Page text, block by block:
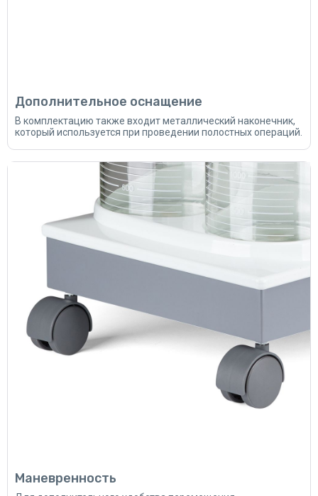
Дополнительное оснащение
В комплектацию также входит металлический наконечник,
который используется при проведении полостных операций.
Маневренность